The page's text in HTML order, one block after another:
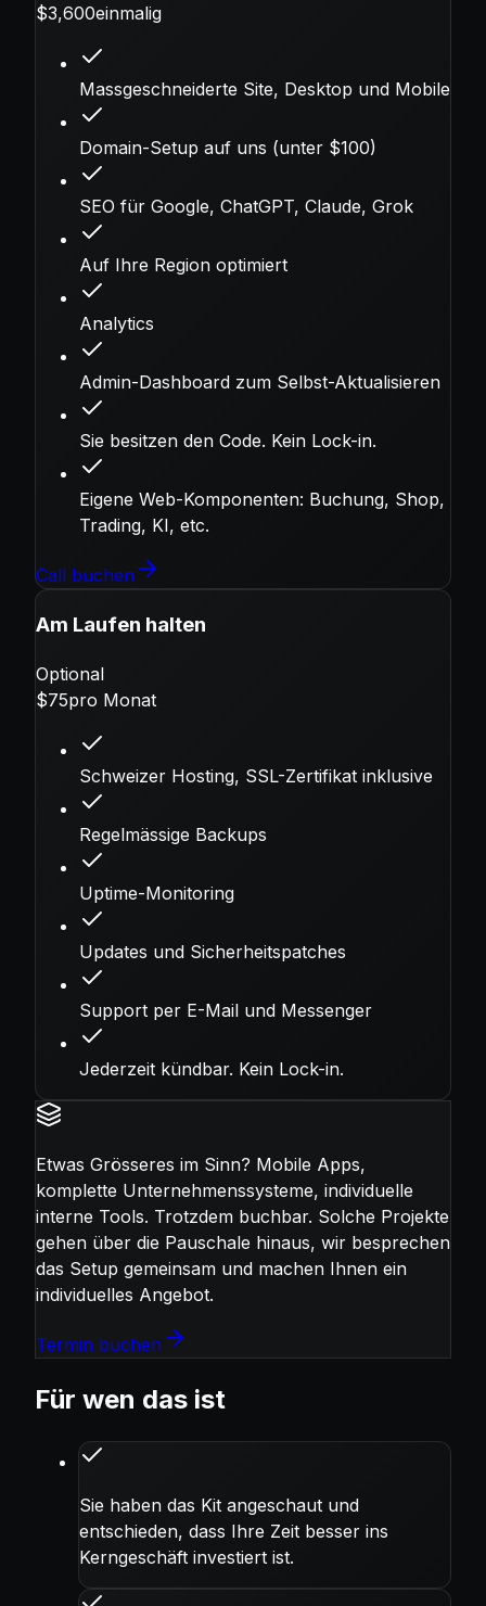
$3,600einmalig
Massgeschneiderte Site, Desktop und Mobile
Domain-Setup auf uns (unter $100)
SEO für Google, ChatGPT, Claude, Grok
Auf Ihre Region optimiert
Analytics
Admin-Dashboard zum Selbst-Aktualisieren
Sie besitzen den Code. Kein Lock-in.
Eigene Web-Komponenten: Buchung, Shop,
Trading, KI, etc.
Call buchen
Am Laufen halten
Optional
$75pro Monat
Schweizer Hosting, SSL-Zertifikat inklusive
Regelmässige Backups
Uptime-Monitoring
Updates und Sicherheitspatches
Support per E-Mail und Messenger
Jederzeit kündbar. Kein Lock-in.
Etwas Grösseres im Sinn? Mobile Apps,
komplette Unternehmenssysteme, individuelle
interne Tools. Trotzdem buchbar. Solche Projekte
gehen über die Pauschale hinaus, wir besprechen
das Setup gemeinsam und machen Ihnen ein
individuelles Angebot.
Termin buchen
Für wen das ist
Sie haben das Kit angeschaut und
entschieden, dass Ihre Zeit besser ins
Kerngeschäft investiert ist.